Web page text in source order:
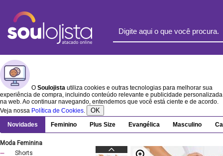
O Soulojista utiliza cookies e outras tecnologias para melhorar sua
experiência de compra, incluindo conteúdo relevante e publicidade personalizada
na web. Ao continuar navegando, entendemos que você está ciente e de acordo.
Veja nossa Política de Cookies. OK
Novidades Feminino Plus Size Evangélica Masculino
Moda Feminina
Shorts